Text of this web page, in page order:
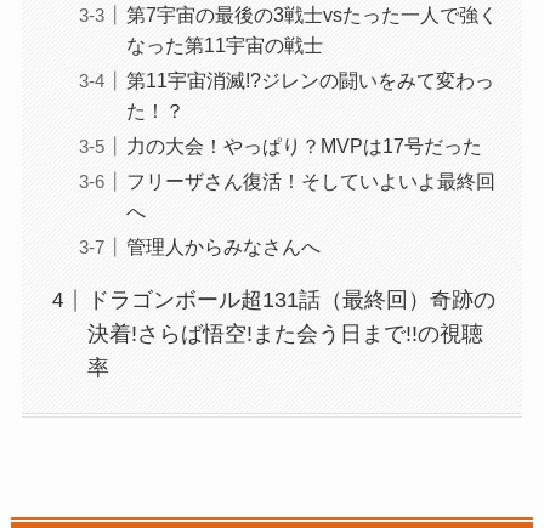
第7宇宙の最後の3戦士vsたった一人で強く
なった第11宇宙の戦士
第11宇宙消滅!?ジレンの闘いをみて変わっ
た！？
力の大会！やっぱり？MVPは17号だった
フリーザさん復活！そしていよいよ最終回
へ
管理人からみなさんへ
ドラゴンボール超131話（最終回）奇跡の
決着!さらば悟空!また会う日まで!!の視聴
率